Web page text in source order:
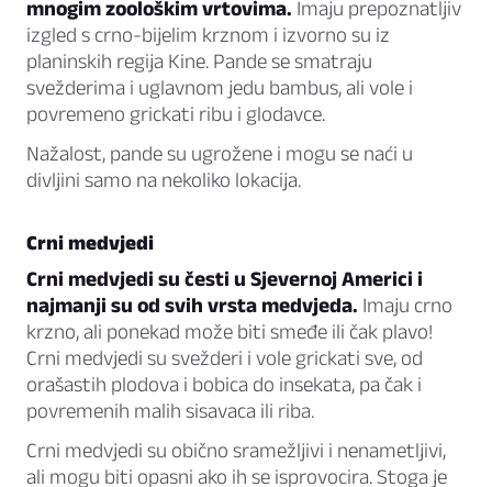
mnogim zoološkim vrtovima. Imaju prepoznatljiv
izgled s crno-bijelim krznom i izvorno su iz
planinskih regija Kine. Pande se smatraju
svežderima i uglavnom jedu bambus, ali vole i
povremeno grickati ribu i glodavce.
Nažalost, pande su ugrožene i mogu se naći u
divljini samo na nekoliko lokacija.
Crni medvjedi
Crni medvjedi su česti u Sjevernoj Americi i
najmanji su od svih vrsta medvjeda. Imaju crno
krzno, ali ponekad može biti smeđe ili čak plavo!
Crni medvjedi su svežderi i vole grickati sve, od
orašastih plodova i bobica do insekata, pa čak i
povremenih malih sisavaca ili riba.
Crni medvjedi su obično sramežljivi i nenametljivi,
ali mogu biti opasni ako ih se isprovocira. Stoga je